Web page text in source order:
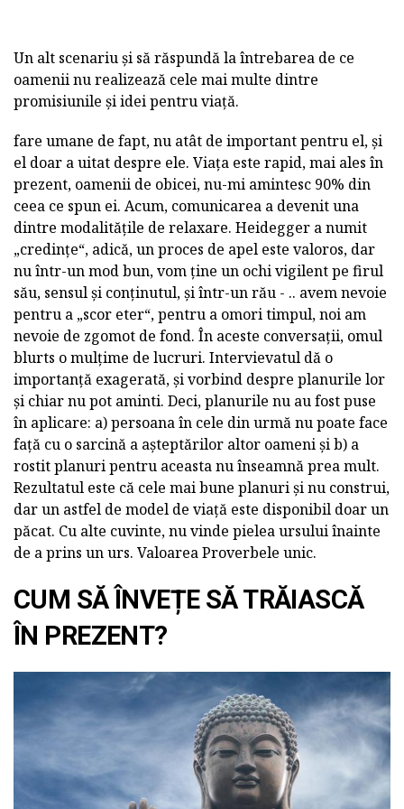
Un alt scenariu și să răspundă la întrebarea de ce
oamenii nu realizează cele mai multe dintre
promisiunile și idei pentru viață.
fare umane de fapt, nu atât de important pentru el, și
el doar a uitat despre ele. Viața este rapid, mai ales în
prezent, oamenii de obicei, nu-mi amintesc 90% din
ceea ce spun ei. Acum, comunicarea a devenit una
dintre modalitățile de relaxare. Heidegger a numit
„credințe“, adică, un proces de apel este valoros, dar
nu într-un mod bun, vom ține un ochi vigilent pe firul
său, sensul și conținutul, și într-un rău - .. avem nevoie
pentru a „scor eter“, pentru a omori timpul, noi am
nevoie de zgomot de fond. În aceste conversații, omul
blurts o mulțime de lucruri. Intervievatul dă o
importanță exagerată, și vorbind despre planurile lor
și chiar nu pot aminti. Deci, planurile nu au fost puse
în aplicare: a) persoana în cele din urmă nu poate face
față cu o sarcină a așteptărilor altor oameni și b) a
rostit planuri pentru aceasta nu înseamnă prea mult.
Rezultatul este că cele mai bune planuri și nu construi,
dar un astfel de model de viață este disponibil doar un
păcat. Cu alte cuvinte, nu vinde pielea ursului înainte
de a prins un urs. Valoarea Proverbele unic.
CUM SĂ ÎNVEȚE SĂ TRĂIASCĂ
ÎN PREZENT?